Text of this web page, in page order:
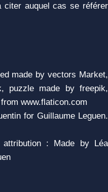
citer auquel cas se référer
made by vectors Market,
puzzle made by freepik,
www.flaticon.com
for Guillaume Leguen.
: Made by Léa